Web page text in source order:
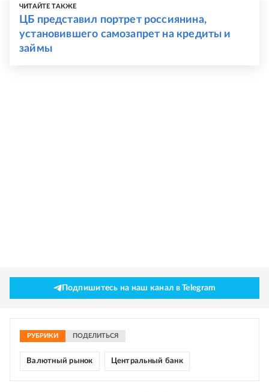
ЧИТАЙТЕ ТАКЖЕ
ЦБ представил портрет россиянина,
установившего самозапрет на кредиты и
займы
Подпишитесь на наш канал в Telegram
РУБРИКИ ПОДЕЛИТЬСЯ
Валютный рынок Центральный банк